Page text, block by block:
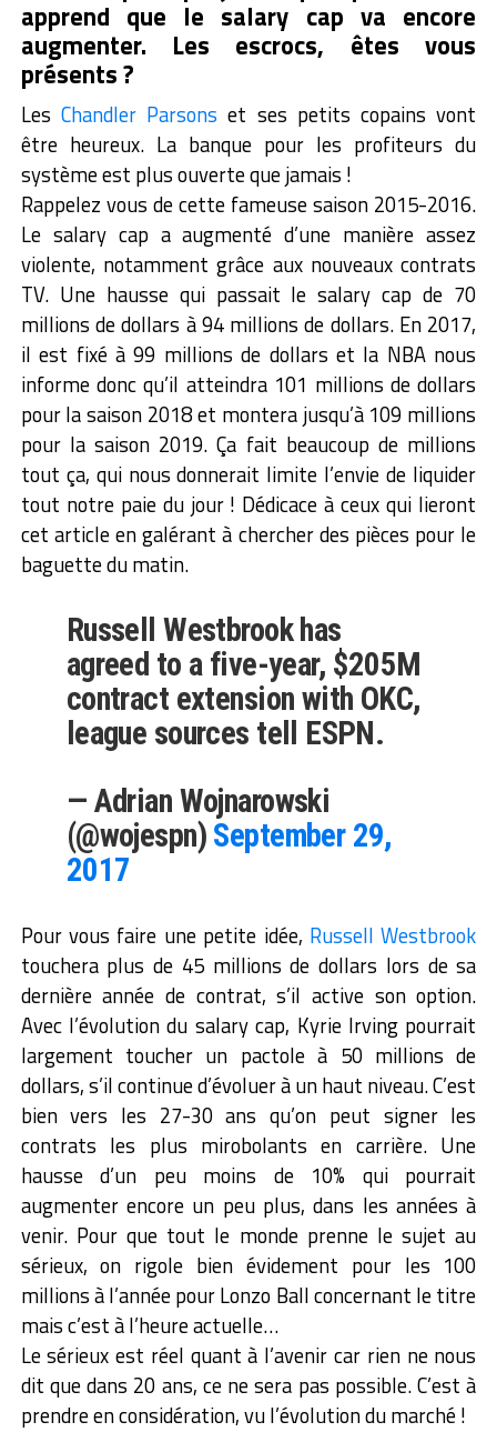
apprend que le salary cap va encore
augmenter. Les escrocs, êtes vous
présents ?
Les Chandler Parsons et ses petits copains vont
être heureux. La banque pour les profiteurs du
système est plus ouverte que jamais !
Rappelez vous de cette fameuse saison 2015-2016.
Le salary cap a augmenté d’une manière assez
violente, notamment grâce aux nouveaux contrats
TV. Une hausse qui passait le salary cap de 70
millions de dollars à 94 millions de dollars. En 2017,
il est fixé à 99 millions de dollars et la NBA nous
informe donc qu’il atteindra 101 millions de dollars
pour la saison 2018 et montera jusqu’à 109 millions
pour la saison 2019. Ça fait beaucoup de millions
tout ça, qui nous donnerait limite l’envie de liquider
tout notre paie du jour ! Dédicace à ceux qui lieront
cet article en galérant à chercher des pièces pour le
baguette du matin.
Russell Westbrook has
agreed to a five-year, $205M
contract extension with OKC,
league sources tell ESPN.
— Adrian Wojnarowski
(@wojespn) September 29,
2017
Pour vous faire une petite idée, Russell Westbrook
touchera plus de 45 millions de dollars lors de sa
dernière année de contrat, s’il active son option.
Avec l’évolution du salary cap, Kyrie Irving pourrait
largement toucher un pactole à 50 millions de
dollars, s’il continue d’évoluer à un haut niveau. C’est
bien vers les 27-30 ans qu’on peut signer les
contrats les plus mirobolants en carrière. Une
hausse d’un peu moins de 10% qui pourrait
augmenter encore un peu plus, dans les années à
venir. Pour que tout le monde prenne le sujet au
sérieux, on rigole bien évidement pour les 100
millions à l’année pour Lonzo Ball concernant le titre
mais c’est à l’heure actuelle…
Le sérieux est réel quant à l’avenir car rien ne nous
dit que dans 20 ans, ce ne sera pas possible. C’est à
prendre en considération, vu l’évolution du marché !